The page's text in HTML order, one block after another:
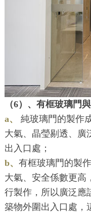
（6）、有框玻璃門
a、 純玻璃門的製作
大氣、晶瑩剔透、廣
出入口處；
b、 有框玻璃門的製
大氣、安全係數更高
行製作，所以廣泛應
築物外圍出入口處，